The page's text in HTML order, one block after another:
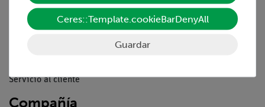
Resumen del servicio
Servicio al cliente
Compañía
Ceres::Template.cookieBarDenyAll
Guardar